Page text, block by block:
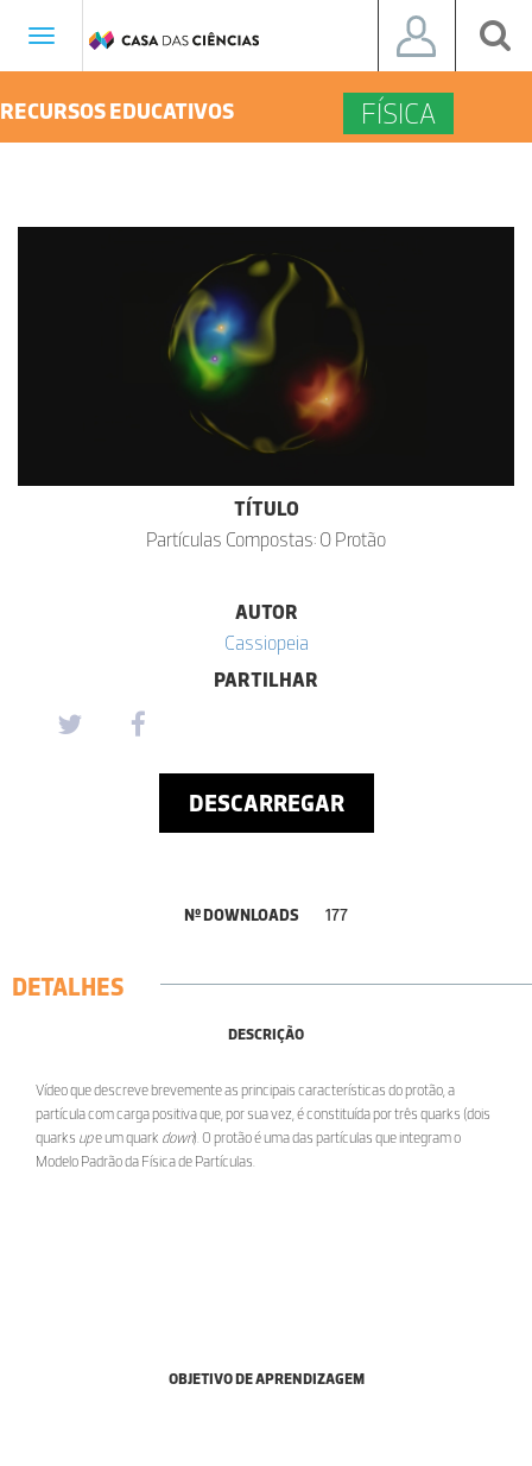
Toggle
RECURSOS EDUCATIVOS FÍSICA
TÍTULO
Partículas Compostas: O Protão
AUTOR
Cassiopeia
PARTILHAR
DESCARREGAR
Nº DOWNLOADS 177
DETALHES
DESCRIÇÃO
Vídeo que descreve brevemente as principais características do protão, a
partícula com carga positiva que, por sua vez, é constituída por três quarks (dois
quarks upe um quark down). O protão é uma das partículas que integram o
Modelo Padrão da Física de Partículas.
OBJETIVO DE APRENDIZAGEM